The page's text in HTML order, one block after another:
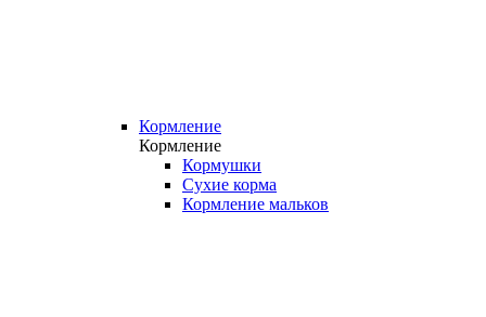
Кормление
Кормление
Кормушки
Сухие корма
Кормление мальков